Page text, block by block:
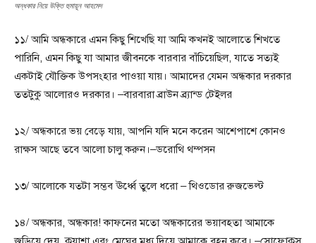
অন্ধকার নিয়ে উক্তি হুমায়ূন আহমেদ
১১/ আমি অন্ধকারে এমন কিছু শিখেছি যা আমি কখনই আলোতে শিখতে
পারিনি, এমন কিছু যা আমার জীবনকে বারবার বাঁচিয়েছিল, যাতে সত্যই
একটাই যৌক্তিক উপসংহার পাওয়া যায়। আমাদের যেমন অন্ধকার দরকার
ততটুকু আলোরও দরকার। –বারবারা ব্রাউন ব্র্যান্ড টেইলর
১২/ অন্ধকারে ভয় বেড়ে যায়, আপনি যদি মনে করেন আশেপাশে কোনও
রাক্ষস আছে তবে আলো চালু করুন।–ডরোথি থম্পসন
১৩/ আলোকে যতটা সম্ভব ঊর্ধ্বে তুলে ধরো – থিওডোর রুজভেল্ট
১৪/ অন্ধকার, অন্ধকার! কাফনের মতো অন্ধকারের ভয়াবহতা আমাকে